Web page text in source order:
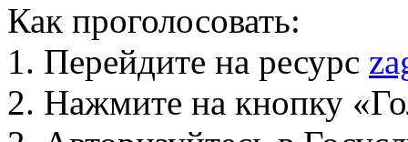
Как проголосовать:
1. Перейдите на ресурс
2. Нажмите на кнопку